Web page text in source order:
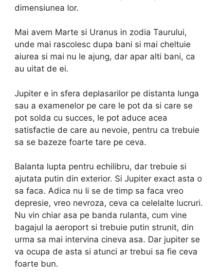
dimensiunea lor.
Mai avem Marte si Uranus in zodia Taurului,
unde mai rascolesc dupa bani si mai cheltuie
aiurea si mai nu le ajung, dar apar alti bani, ca
au uitat de ei.
Jupiter e in sfera deplasarilor pe distanta lunga
sau a examenelor pe care le pot da si care se
pot solda cu succes, le pot aduce acea
satisfactie de care au nevoie, pentru ca trebuie
sa se bazeze foarte tare pe ceva.
Balanta lupta pentru echilibru, dar trebuie si
ajutata putin din exterior. Si Jupiter exact asta o
sa faca. Adica nu li se de timp sa faca vreo
depresie, vreo nevroza, ceva ca celelalte lucruri.
Nu vin chiar asa pe banda rulanta, cum vine
bagajul la aeroport si trebuie putin strunit, din
urma sa mai intervina cineva asa. Dar jupiter se
va ocupa de asta si atunci ar trebui sa fie ceva
foarte bun.